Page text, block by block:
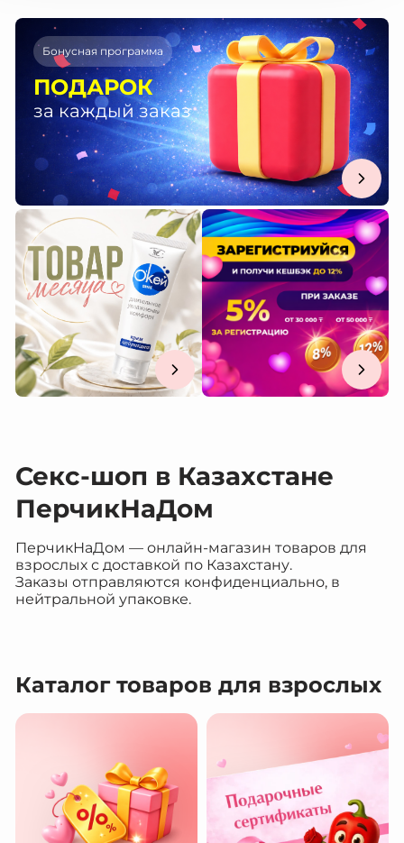
Бонусная программа
ПОДАРОК
за каждый заказ
Секс-шоп в Казахстане
ПерчикНаДом
ПерчикНаДом — онлайн-магазин товаров для
взрослых с доставкой по Казахстану.
Заказы отправляются конфиденциально, в
нейтральной упаковке.
Каталог товаров для взрослых